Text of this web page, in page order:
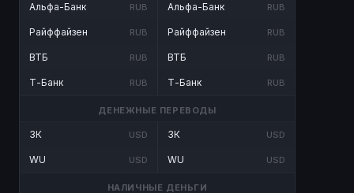
Альфа-Банк RUB
Райффайзен RUB
ВТБ RUB
Т-Банк RUB
Альфа-Банк RUB
Райффайзен RUB
ВТБ RUB
Т-Банк RUB
ДЕНЕЖНЫЕ ПЕРЕВОДЫ
ЗК USD
WU USD
ЗК USD
WU USD
НАЛИЧНЫЕ ДЕНЬГИ